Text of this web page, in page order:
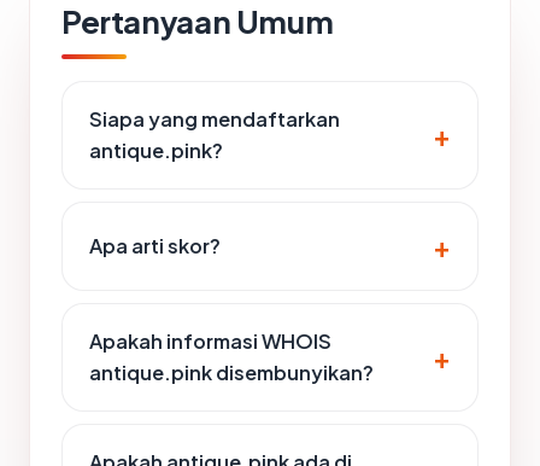
Pertanyaan Umum
Siapa yang mendaftarkan
antique.pink?
Apa arti skor?
Apakah informasi WHOIS
antique.pink disembunyikan?